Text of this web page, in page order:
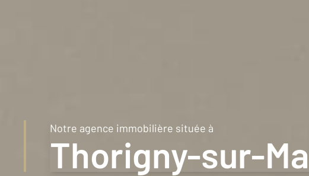
Notre agence immobilière située à
Thorigny-sur-